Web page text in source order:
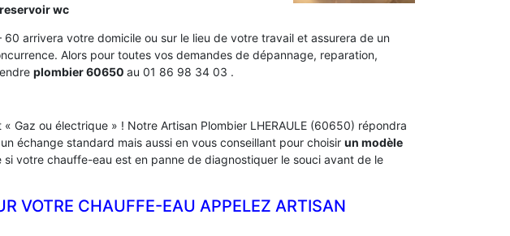
wc
60 arrivera votre domicile ou sur le lieu de votre travail et assurera de un
Alors pour toutes vos demandes de dépannage, reparation,
plombier 60650 au 01 86 98 34 03 .
Gaz ou électrique » ! Notre Artisan Plombier LHERAULE (60650) répondra
échange standard mais aussi en vous conseillant pour choisir un modèle
si votre chauffe-eau est en panne de diagnostiquer le souci avant de le
VOTRE CHAUFFE-EAU APPELEZ ARTISAN